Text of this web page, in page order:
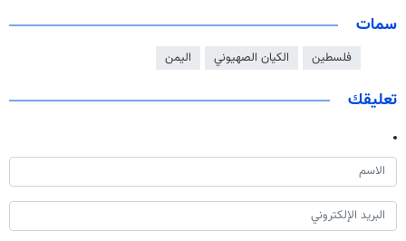
سمات
فلسطين الكيان الصهيوني اليمن
تعليقك